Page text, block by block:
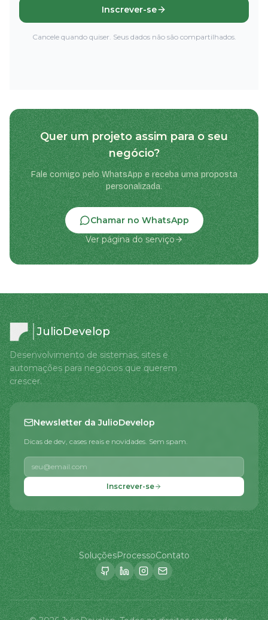
Inscrever-se
Cancele quando quiser. Seus dados não são compartilhados.
Quer um projeto assim para o seu
negócio?
Fale comigo pelo WhatsApp e receba uma proposta
personalizada.
Chamar no WhatsApp
Ver página do serviço
JulioDevelop
Desenvolvimento de sistemas, sites e
automações para negócios que querem
crescer.
Newsletter da JulioDevelop
Dicas de dev, cases reais e novidades. Sem spam.
Inscrever-se
SoluçõesProcessoContato